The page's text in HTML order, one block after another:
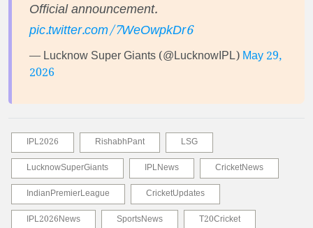
Official announcement.
pic.twitter.com/7WeOwpkDr6
— Lucknow Super Giants (@LucknowIPL) May 29,
2026
IPL2026 RishabhPant
LSG
LucknowSuperGiants
IPLNews
CricketNews
IndianPremierLeague
CricketUpdates
IPL2026News
SportsNews
T20Cricket